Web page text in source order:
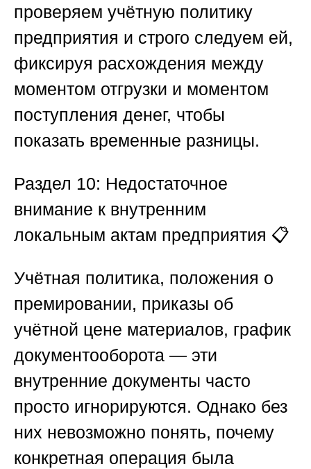
проверяем учётную политику
предприятия и строго следуем ей,
фиксируя расхождения между
моментом отгрузки и моментом
поступления денег, чтобы
показать временные разницы.
Раздел 10: Недостаточное
внимание к внутренним
локальным актам предприятия 📋
Учётная политика, положения о
премировании, приказы об
учётной цене материалов, график
документооборота — эти
внутренние документы часто
просто игнорируются. Однако без
них невозможно понять, почему
конкретная операция была